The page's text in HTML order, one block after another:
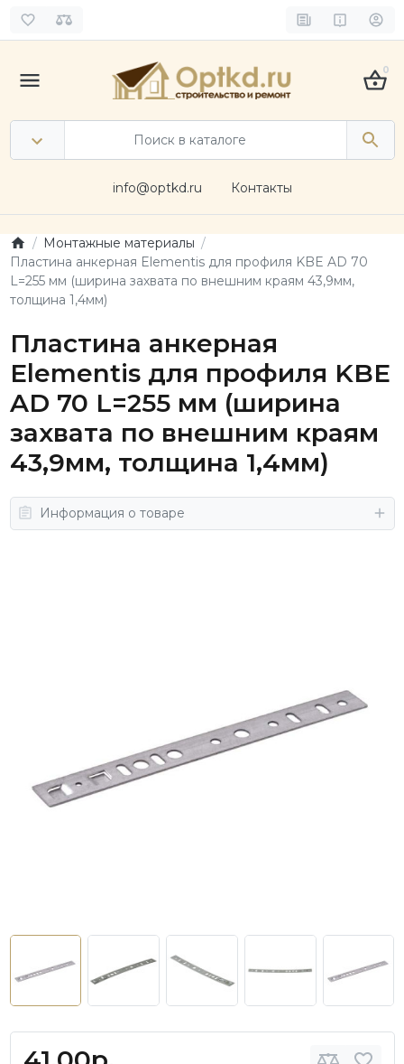
0
info@optkd.ru Контакты
Монтажные материалы
Пластина анкерная Elementis для профиля KBE AD 70
L=255 мм (ширина захвата по внешним краям 43,9мм,
толщина 1,4мм)
Пластина анкерная
Elementis для профиля KBE
AD 70 L=255 мм (ширина
захвата по внешним краям
43,9мм, толщина 1,4мм)
Информация о товаре